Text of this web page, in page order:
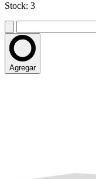
Stock: 3
Agregar